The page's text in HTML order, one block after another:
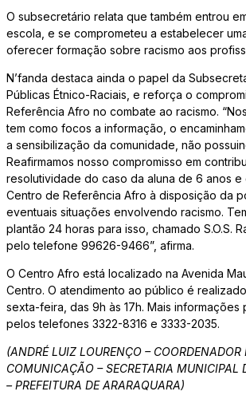
O subsecretário relata que também entrou
escola, e se comprometeu a estabelecer
oferecer formação sobre racismo aos
N’fanda destaca ainda o papel da
Públicas Étnico-Raciais, e reforça o
Referência Afro no combate ao racismo.
tem como focos a informação, o
a sensibilização da comunidade, não
Reafirmamos nosso compromisso em
resolutividade do caso da aluna de 6 anos e
Centro de Referência Afro à disposição da
eventuais situações envolvendo racismo.
plantão 24 horas para isso, chamado S.O.S.
pelo telefone 99626-9466”, afirma.
O Centro Afro está localizado na Avenida
Centro. O atendimento ao público é
sexta-feira, das 9h às 17h. Mais informações
pelos telefones 3322-8316 e 3333-2035.
(ANDRÉ LUIZ LOURENÇO – COORDENADOR
COMUNICAÇÃO – SECRETARIA MUNICIPAL
– PREFEITURA DE ARARAQUARA)